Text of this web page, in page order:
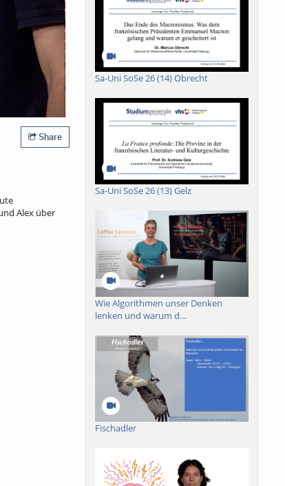
Share
Alex über
Sa-Uni SoSe 26 (14) Obrecht
Sa-Uni SoSe 26 (13) Gelz
Wie Algorithmen unser Denken
lenken und warum d...
Fischadler